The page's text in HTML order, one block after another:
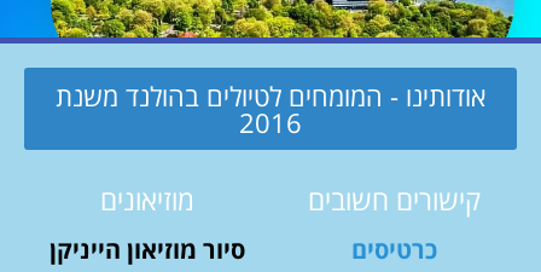
אודותינו - המומחים לטיולים בהולנד משנת
2016
קישורים חשובים
כרטיסים
מוזיאונים
סיור מוזיאון הייניקן